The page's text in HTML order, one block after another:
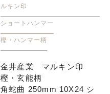
ルキン印
ショートハンマー
樫・ハンマー柄
金井産業 マルキン印
樫・玄能柄
角蛇曲 250mm 10X24 シ